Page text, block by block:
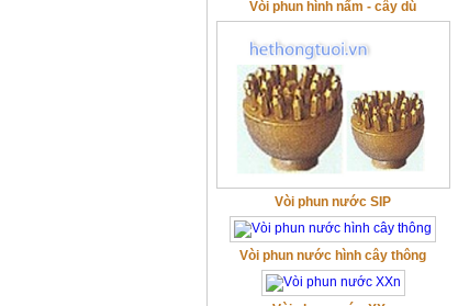
Vòi phun hình nấm - cây dù
Vòi phun nước SIP
Vòi phun nước hình cây thông